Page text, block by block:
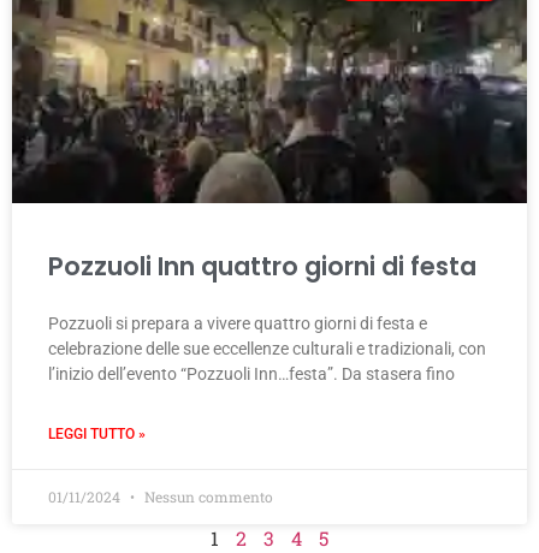
Pozzuoli Inn quattro giorni di festa
Pozzuoli si prepara a vivere quattro giorni di festa e
celebrazione delle sue eccellenze culturali e tradizionali, con
l’inizio dell’evento “Pozzuoli Inn…festa”. Da stasera fino
LEGGI TUTTO »
01/11/2024 Nessun commento
1 2 3 4 5